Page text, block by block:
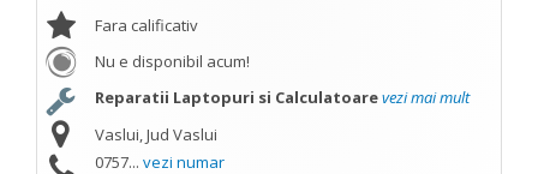
Fara calificativ
Nu e disponibil acum!
Reparatii Laptopuri si Calculatoarevezi mai mult
Vaslui, Jud Vaslui
0757... vezi numar